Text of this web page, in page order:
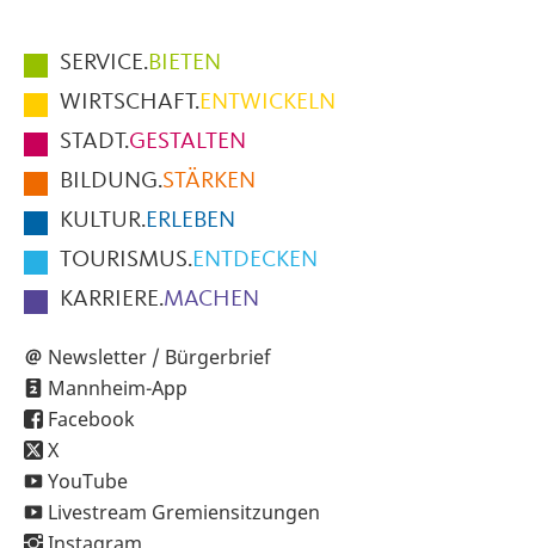
Hauptmenüpunkte
im
Fußbereich
der
Seite
SERVICE.BIETEN
WIRTSCHAFT.ENTWICKELN
STADT.GESTALTEN
BILDUNG.STÄRKEN
KULTUR.ERLEBEN
TOURISMUS.ENTDECKEN
KARRIERE.MACHEN
Newsletter / Bürgerbrief
Mannheim-App
Facebook
X
YouTube
Livestream Gremiensitzungen